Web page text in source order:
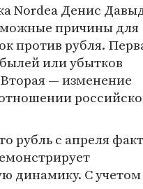
Nordea Денис
причины для
против рубля.
или убытков
— изменение
рубль с апреля
динамику. С учетом